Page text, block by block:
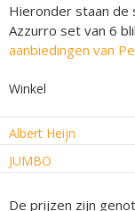
Hieronder staan de
Azzurro set van 6
aanbiedingen van
Winkel
Albert Heijn
JUMBO
De prijzen zijn